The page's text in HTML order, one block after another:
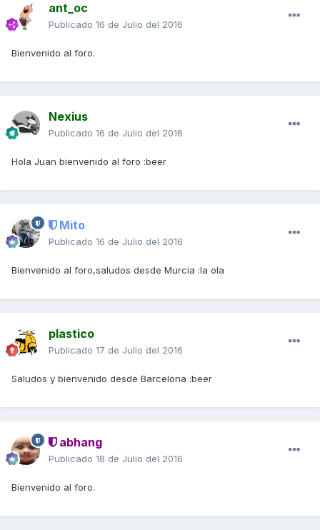
ant_oc
Publicado 16 de Julio del 2016
Bienvenido al foro.
Nexius
Publicado 16 de Julio del 2016
Hola Juan bienvenido al foro :beer
Mito
Publicado 16 de Julio del 2016
Bienvenido al foro,saludos desde Murcia :la ola
plastico
Publicado 17 de Julio del 2016
Saludos y bienvenido desde Barcelona :beer
abhang
Publicado 18 de Julio del 2016
Bienvenido al foro.